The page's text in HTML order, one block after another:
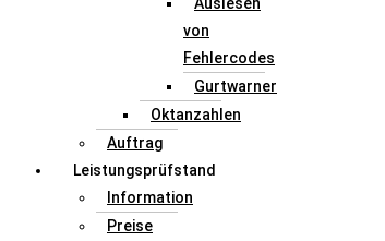
von
Fehlercodes
Gurtwarner
Oktanzahlen
Auftrag
Leistungsprüfstand
Information
Preise